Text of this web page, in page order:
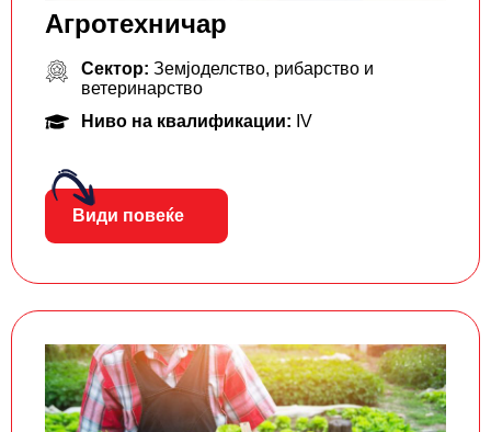
Агротехничар
Сектор: Земјоделство, рибарство и
ветеринарство
Ниво на квалификации: IV
Види повеќе